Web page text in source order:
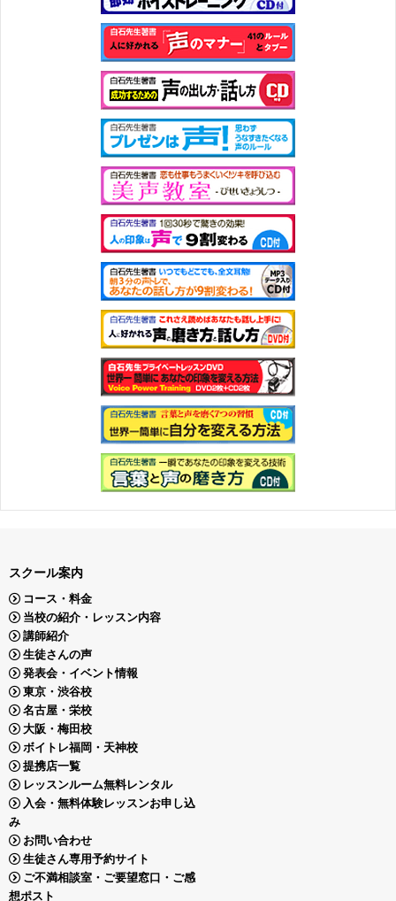
スクール案内
コース・料金
当校の紹介・レッスン内容
講師紹介
生徒さんの声
発表会・イベント情報
東京・渋谷校
名古屋・栄校
大阪・梅田校
ボイトレ福岡・天神校
提携店一覧
レッスンルーム無料レンタル
入会・無料体験レッスンお申し込
み
お問い合わせ
生徒さん専用予約サイト
ご不満相談室・ご要望窓口・ご感
想ポスト